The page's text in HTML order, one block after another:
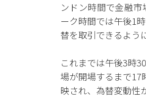
ンドン時間で金融
ーク時間では午後1
替を取引できるよう
これまでは午後3時
場が開場するまで17
映され、為替変動性